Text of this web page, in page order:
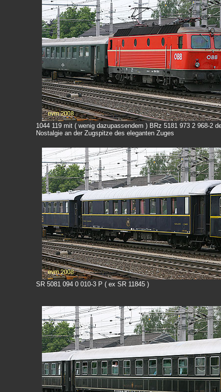
1044 119 mit ( wenig dazupassendem ) BRz 5181 973 2 968-2
Nostalgie an der Zugspitze des eleganten Zuges
SR 5081 094 0 010-3 P ( ex SR 11845 )